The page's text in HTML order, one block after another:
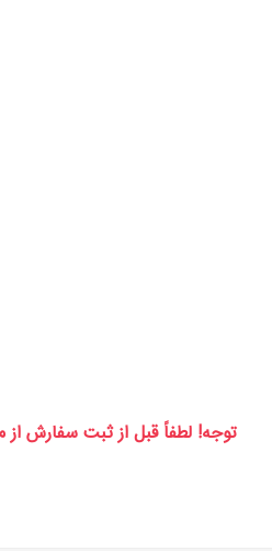
توجه! لطفاً قبل از ثبت سفارش